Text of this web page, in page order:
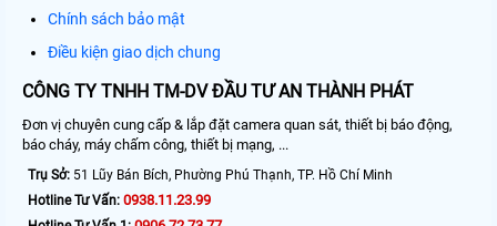
Chính sách bảo mật
Điều kiện giao dịch chung
CÔNG TY TNHH TM-DV ĐẦU TƯ AN THÀNH PHÁT
Đơn vị chuyên cung cấp & lắp đặt camera quan sát, thiết bị báo động,
báo cháy, máy chấm công, thiết bị mạng, ...
Trụ Sở: 51 Lũy Bán Bích, Phường Phú Thạnh, TP. Hồ Chí Minh
Hotline Tư Vấn: 0938.11.23.99